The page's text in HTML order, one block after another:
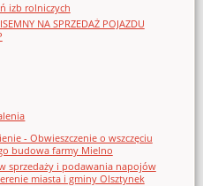
izb rolniczych
NA SPRZEDAŻ POJAZDU
- Obwieszczenie o wszczęciu
budowa farmy Mielno
sprzedaży i podawania napojów
miasta i gminy Olsztynek